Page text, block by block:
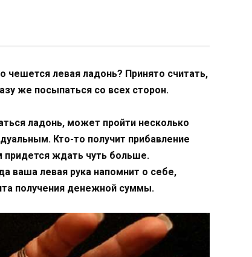
чешется левая ладонь? Принято считать,
же посыпаться со всех сторон.
ладонь, может пройти несколько
Кто-то получит прибавление
ждать чуть больше.
ваша левая рука напомнит о себе,
получения денежной суммы.